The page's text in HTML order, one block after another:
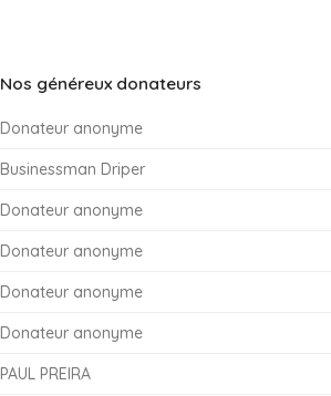
Nos généreux donateurs
Donateur anonyme
Businessman Driper
Donateur anonyme
Donateur anonyme
Donateur anonyme
Donateur anonyme
PAUL PREIRA